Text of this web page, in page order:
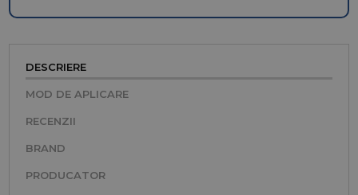
DESCRIERE
MOD DE APLICARE
RECENZII
BRAND
PRODUCATOR